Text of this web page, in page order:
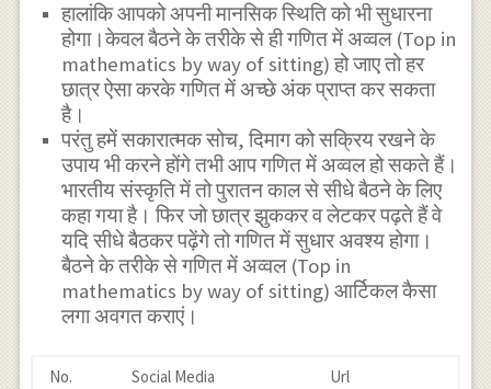
हालांकि आपको अपनी मानसिक स्थिति को भी सुधारना
होगा।केवल बैठने के तरीके से ही गणित में अव्वल (Top in
mathematics by way of sitting) हो जाए तो हर
छात्र ऐसा करके गणित में अच्छे अंक प्राप्त कर सकता
है।
परंतु हमें सकारात्मक सोच, दिमाग को सक्रिय रखने के
उपाय भी करने होंगे तभी आप गणित में अव्वल हो सकते हैं।
भारतीय संस्कृति में तो पुरातन काल से सीधे बैठने के लिए
कहा गया है। फिर जो छात्र झुककर व लेटकर पढ़ते हैं वे
यदि सीधे बैठकर पढ़ेंगे तो गणित में सुधार अवश्य होगा।
बैठने के तरीके से गणित में अव्वल (Top in
mathematics by way of sitting) आर्टिकल कैसा
लगा अवगत कराएं।
No. Social Media
Url